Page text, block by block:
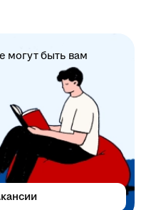
могут быть вам